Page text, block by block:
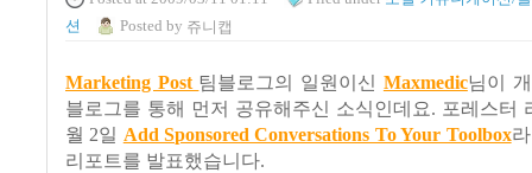
션
Posted by 쥬니캡
Marketing Post 팀블로그의 일원이신 Maxmedic님이
블로그를 통해 먼저 공유해주신 소식인데요. 포레스터
월 2일 Add Sponsored Conversations To Your Toolbox
리포트를 발표했습니다.